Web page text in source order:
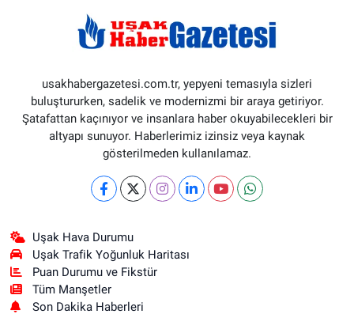
usakhabergazetesi.com.tr, yepyeni temasıyla sizleri
buluştururken, sadelik ve modernizmi bir araya getiriyor.
Şatafattan kaçınıyor ve insanlara haber okuyabilecekleri bir
altyapı sunuyor. Haberlerimiz izinsiz veya kaynak
gösterilmeden kullanılamaz.
Uşak Hava Durumu
Uşak Trafik Yoğunluk Haritası
Puan Durumu ve Fikstür
Tüm Manşetler
Son Dakika Haberleri